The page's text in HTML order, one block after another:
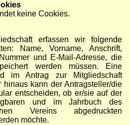
keine Cookies.
erfassen wir folgende
Name, Vorname, Anschrift,
und E-Mail-Adresse, die
werden müssen. Eine
im Antrag zur Mitgliedschaft
hinaus kann der Antragsteller/die
entscheiden, ob er/sie auf der
und im Jahrbuch des
Vereins abgedruckten
möchte.